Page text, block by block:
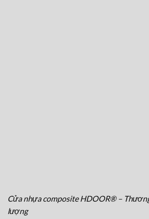
Cửa nhựa composite HDOOR® –
lượng